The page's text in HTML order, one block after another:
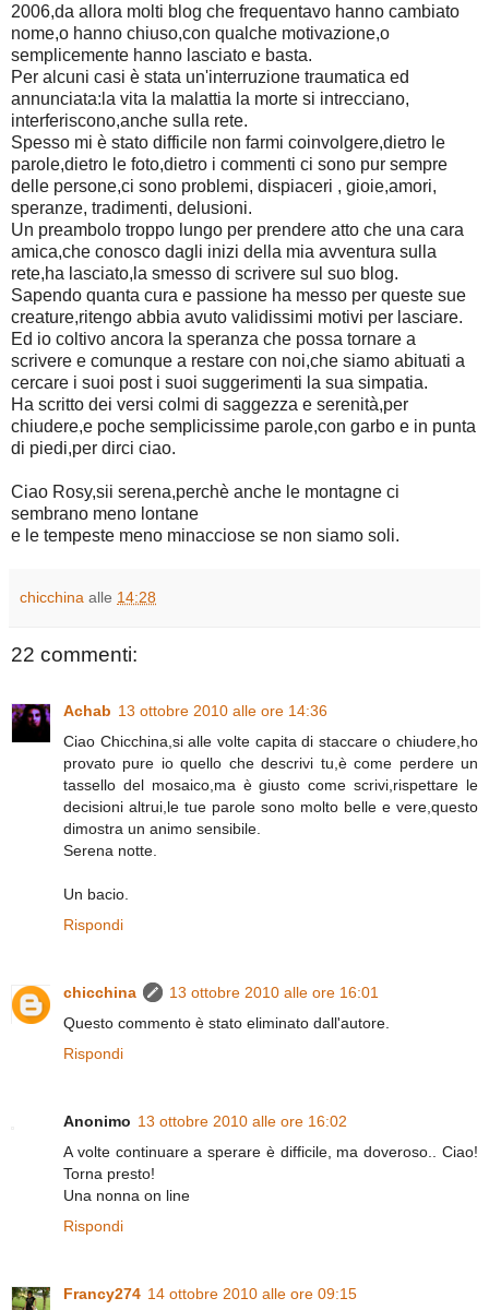
2006,da allora molti blog che frequentavo hanno cambiato
nome,o hanno chiuso,con qualche motivazione,o
semplicemente hanno lasciato e basta.
Per alcuni casi è stata un'interruzione traumatica ed
annunciata:la vita la malattia la morte si intrecciano,
interferiscono,anche sulla rete.
Spesso mi è stato difficile non farmi coinvolgere,dietro le
parole,dietro le foto,dietro i commenti ci sono pur sempre
delle persone,ci sono problemi, dispiaceri , gioie,amori,
speranze, tradimenti, delusioni.
Un preambolo troppo lungo per prendere atto che una cara
amica,che conosco dagli inizi della mia avventura sulla
rete,ha lasciato,la smesso di scrivere sul suo blog.
Sapendo quanta cura e passione ha messo per queste sue
creature,ritengo abbia avuto validissimi motivi per lasciare.
Ed io coltivo ancora la speranza che possa tornare a
scrivere e comunque a restare con noi,che siamo abituati a
cercare i suoi post i suoi suggerimenti la sua simpatia.
Ha scritto dei versi colmi di saggezza e serenità,per
chiudere,e poche semplicissime parole,con garbo e in punta
di piedi,per dirci ciao.
Ciao Rosy,sii serena,perchè anche le montagne ci
sembrano meno lontane
e le tempeste meno minacciose se non siamo soli.
chicchina alle 14:28
22 commenti:
Achab 13 ottobre 2010 alle ore 14:36
Ciao Chicchina,si alle volte capita di staccare o chiudere,ho
provato pure io quello che descrivi tu,è come perdere un
tassello del mosaico,ma è giusto come scrivi,rispettare le
decisioni altrui,le tue parole sono molto belle e vere,questo
dimostra un animo sensibile.
Serena notte.
Un bacio.
Rispondi
chicchina
13 ottobre 2010 alle ore 16:01
Questo commento è stato eliminato dall'autore.
Rispondi
Anonimo 13 ottobre 2010 alle ore 16:02
A volte continuare a sperare è difficile, ma doveroso.. Ciao!
Torna presto!
Una nonna on line
Rispondi
Francy274 14 ottobre 2010 alle ore 09:15